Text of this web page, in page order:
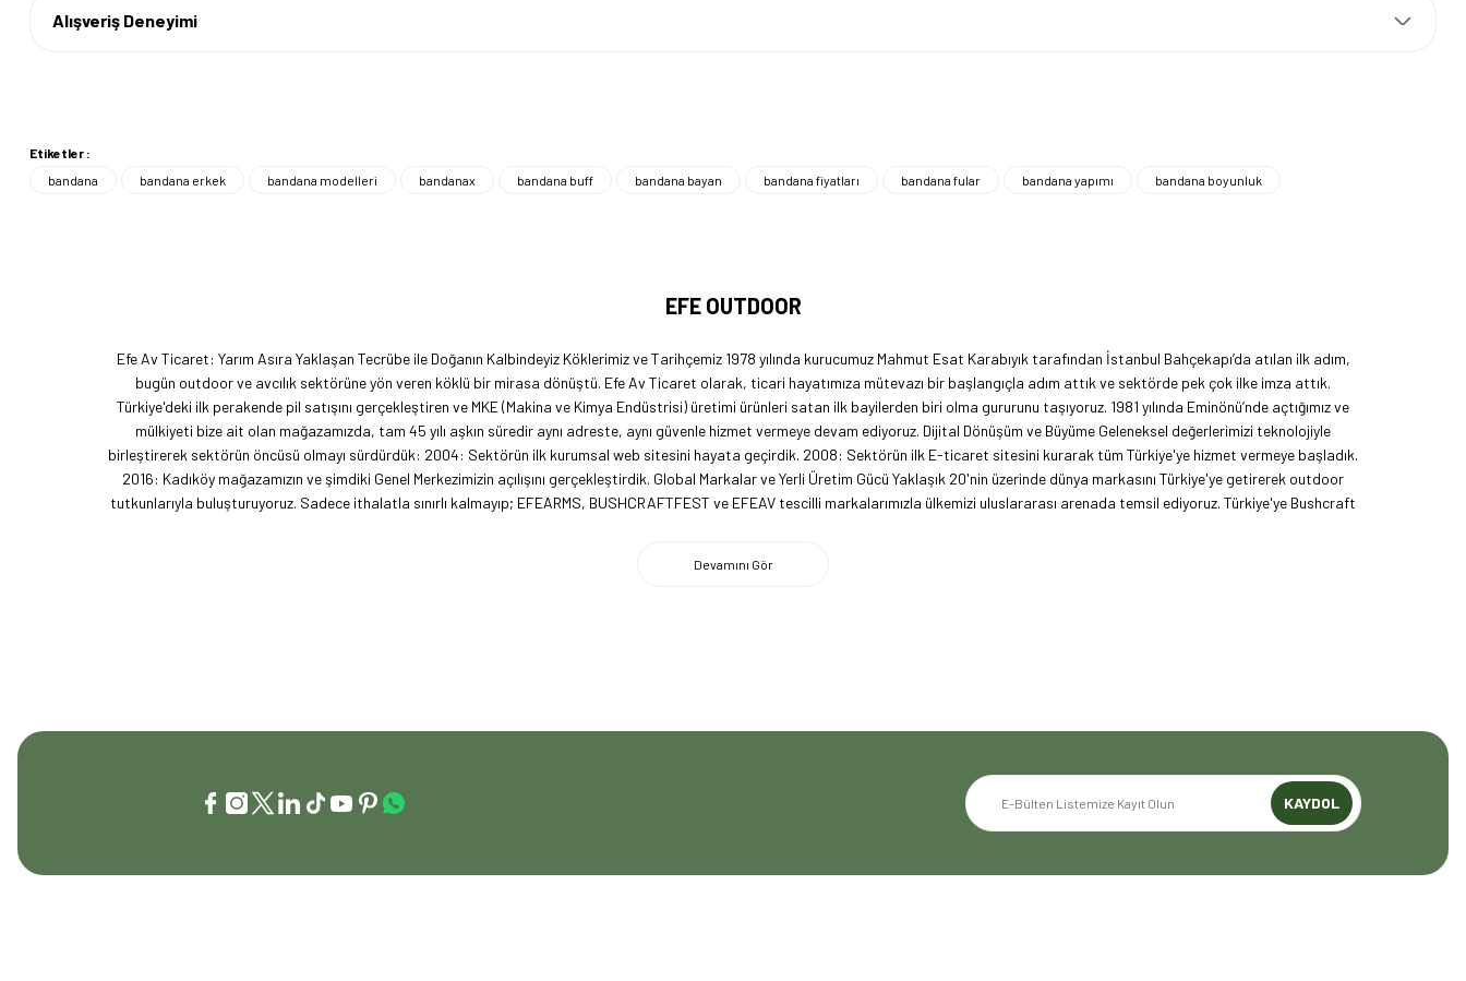
Alışveriş Deneyimi
Etiketler :
bandana
bandana erkek bandana modelleri bandanax bandana buff bandana bayan bandana fiyatları bandana fular bandana yapımı bandana boyunluk
EFE OUTDOOR
Efe Av Ticaret: Yarım Asıra Yaklaşan Tecrübe ile Doğanın Kalbindeyiz Köklerimiz ve Tarihçemiz 1978 yılında kurucumuz Mahmut Esat Karabıyık tarafından İstanbul Bahçekapı’da atılan ilk adım,
bugün outdoor ve avcılık sektörüne yön veren köklü bir mirasa dönüştü. Efe Av Ticaret olarak, ticari hayatımıza mütevazı bir başlangıçla adım attık ve sektörde pek çok ilke imza attık.
Türkiye'deki ilk perakende pil satışını gerçekleştiren ve MKE (Makina ve Kimya Endüstrisi) üretimi ürünleri satan ilk bayilerden biri olma gururunu taşıyoruz. 1981 yılında Eminönü’nde açtığımız ve
mülkiyeti bize ait olan mağazamızda, tam 45 yılı aşkın süredir aynı adreste, aynı güvenle hizmet vermeye devam ediyoruz. Dijital Dönüşüm ve Büyüme Geleneksel değerlerimizi teknolojiyle
birleştirerek sektörün öncüsü olmayı sürdürdük: 2004: Sektörün ilk kurumsal web sitesini hayata geçirdik. 2008: Sektörün ilk E-ticaret sitesini kurarak tüm Türkiye'ye hizmet vermeye başladık.
2016: Kadıköy mağazamızın ve şimdiki Genel Merkezimizin açılışını gerçekleştirdik. Global Markalar ve Yerli Üretim Gücü Yaklaşık 20'nin üzerinde dünya markasını Türkiye'ye getirerek outdoor
tutkunlarıyla buluşturuyoruz. Sadece ithalatla sınırlı kalmayıp; EFEARMS, BUSHCRAFTFEST ve EFEAV tescilli markalarımızla ülkemizi uluslararası arenada temsil ediyoruz. Türkiye'ye Bushcraft
tecrübemizle, doğaya tutkun herkesin yol arkadaşı olmaktan gurur duyuyoruz.
KAYDOL